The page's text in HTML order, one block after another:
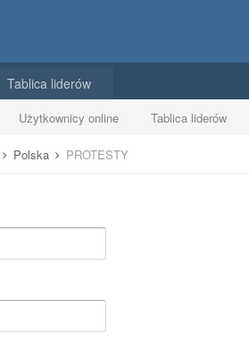
Użytkownicy online Tablica liderów
Tablica liderów
Polska PROTESTY